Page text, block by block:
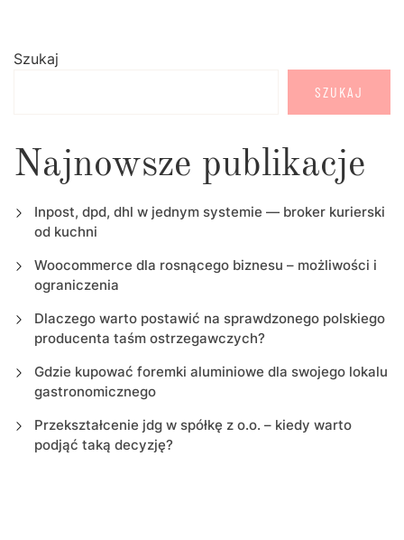
Szukaj
SZUKAJ
Najnowsze publikacje
Inpost, dpd, dhl w jednym systemie — broker kurierski
od kuchni
Woocommerce dla rosnącego biznesu – możliwości i
ograniczenia
Dlaczego warto postawić na sprawdzonego polskiego
producenta taśm ostrzegawczych?
Gdzie kupować foremki aluminiowe dla swojego lokalu
gastronomicznego
Przekształcenie jdg w spółkę z o.o. – kiedy warto
podjąć taką decyzję?